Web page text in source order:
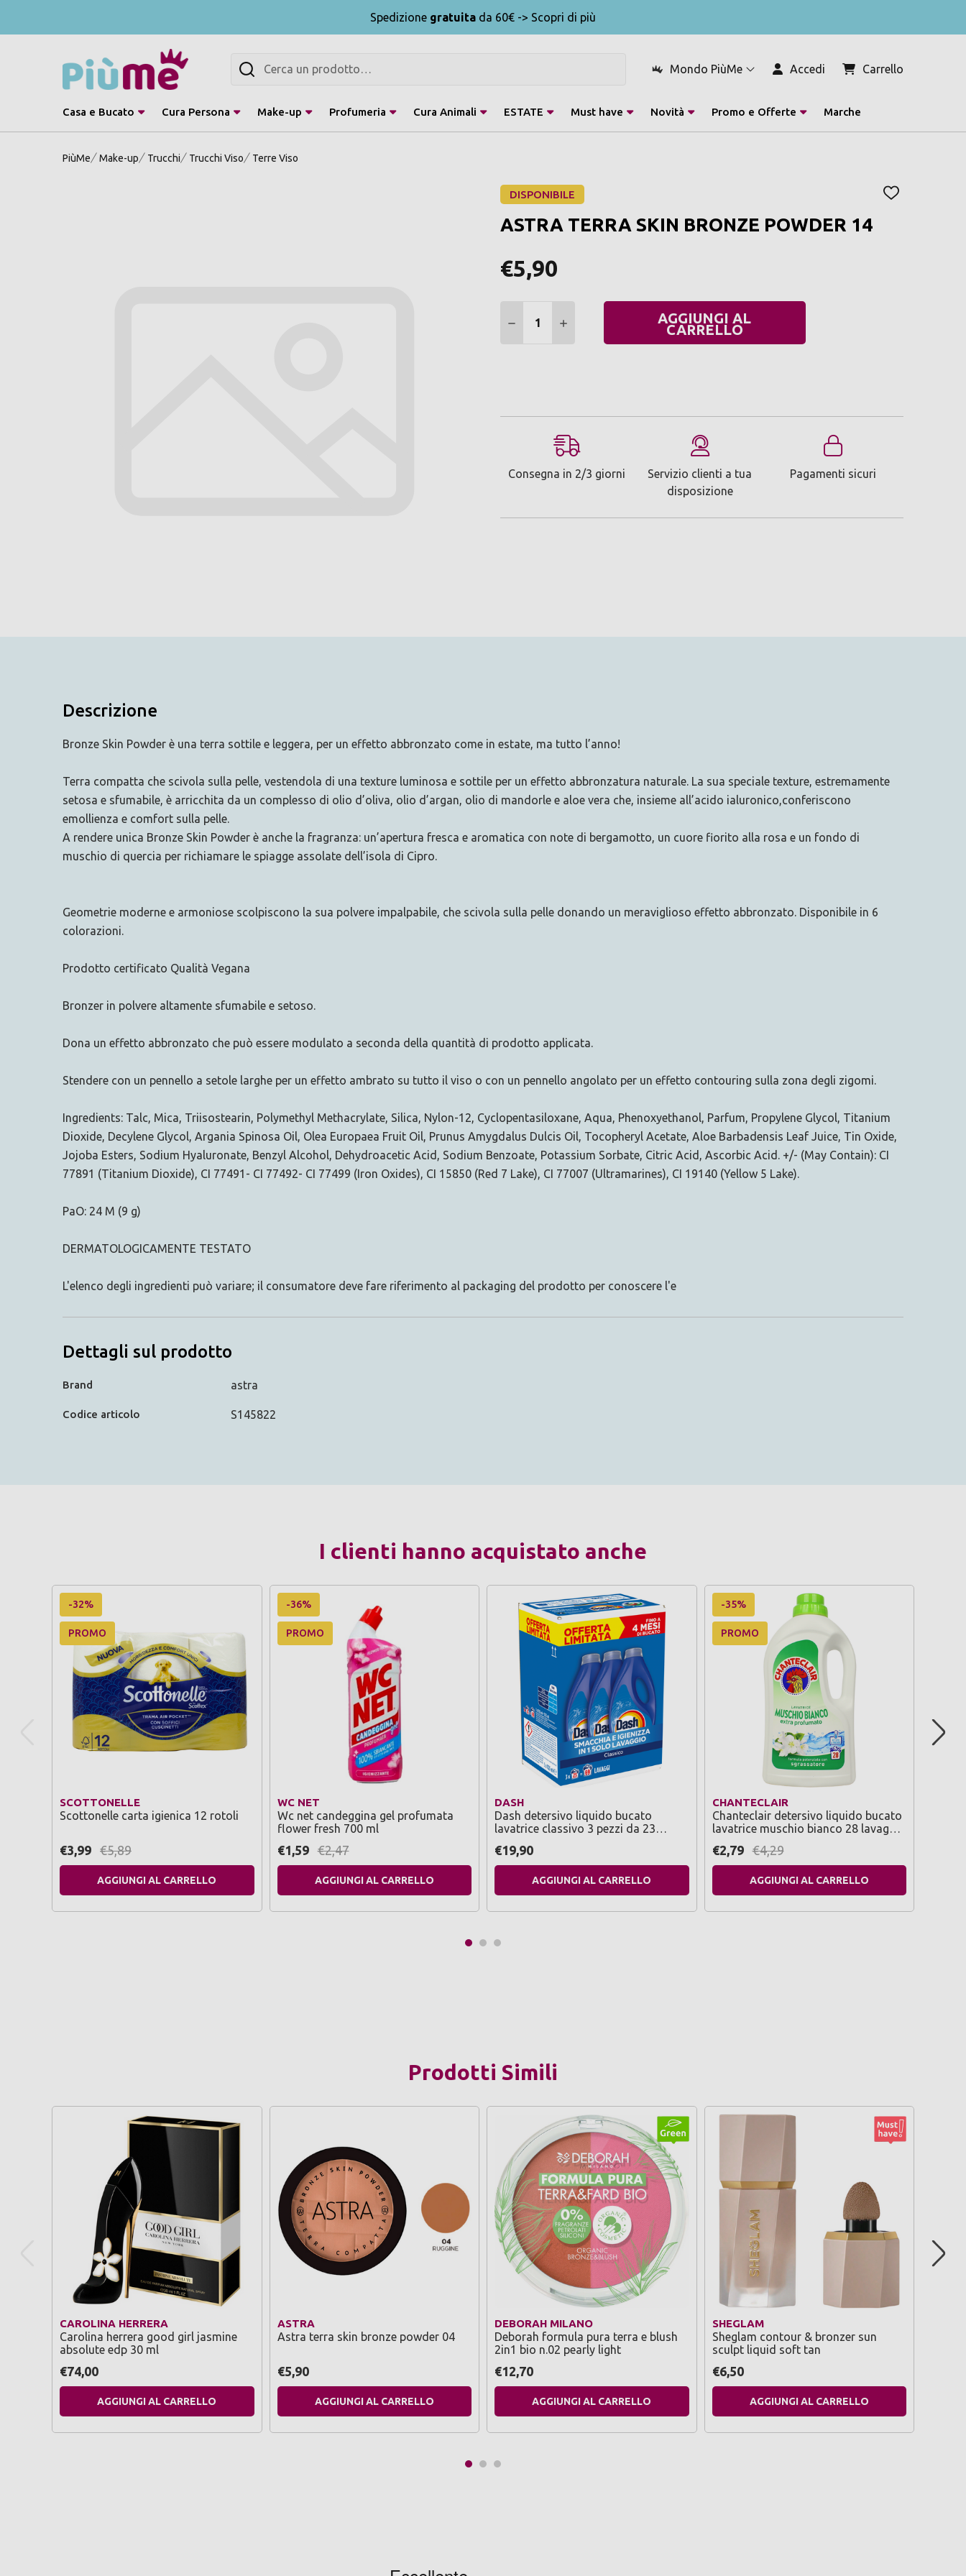
Spedizione gratuita da 60€ -> Scopri di più
Mondo PiùMe Accedi Carrello
Cerca
Casa e Bucato Cura Persona Make-up Profumeria Cura Animali ESTATE Must have Novità Promo e Offerte Marche
PiùMe Make-up Trucchi Trucchi Viso Terre Viso
DISPONIBILE
AGGIUNGI
ASTRA TERRA SKIN BRONZE POWDER 14
€5,90
DIMINUIRE QUANTITÀ:
AUMENTARE QUANTITÀ:AGGIUNGI AL
CARRELLO
Consegna in 2/3 giorni
Servizio clienti a tua
disposizione
Pagamenti sicuri
Descrizione
Bronze Skin Powder è una terra sottile e leggera, per un effetto abbronzato come in estate, ma tutto l’anno!
Terra compatta che scivola sulla pelle, vestendola di una texture luminosa e sottile per un effetto abbronzatura naturale. La sua speciale texture, estremamente
setosa e sfumabile, è arricchita da un complesso di olio d’oliva, olio d’argan, olio di mandorle e aloe vera che, insieme all’acido ialuronico,conferiscono
emollienza e comfort sulla pelle.
A rendere unica Bronze Skin Powder è anche la fragranza: un’apertura fresca e aromatica con note di bergamotto, un cuore fiorito alla rosa e un fondo di
muschio di quercia per richiamare le spiagge assolate dell’isola di Cipro.
Geometrie moderne e armoniose scolpiscono la sua polvere impalpabile, che scivola sulla pelle donando un meraviglioso effetto abbronzato. Disponibile in 6
colorazioni.
Prodotto certificato Qualità Vegana
Bronzer in polvere altamente sfumabile e setoso.
Dona un effetto abbronzato che può essere modulato a seconda della quantità di prodotto applicata.
Stendere con un pennello a setole larghe per un effetto ambrato su tutto il viso o con un pennello angolato per un effetto contouring sulla zona degli zigomi.
Ingredients: Talc, Mica, Triisostearin, Polymethyl Methacrylate, Silica, Nylon-12, Cyclopentasiloxane, Aqua, Phenoxyethanol, Parfum, Propylene Glycol, Titanium
Dioxide, Decylene Glycol, Argania Spinosa Oil, Olea Europaea Fruit Oil, Prunus Amygdalus Dulcis Oil, Tocopheryl Acetate, Aloe Barbadensis Leaf Juice, Tin Oxide,
Jojoba Esters, Sodium Hyaluronate, Benzyl Alcohol, Dehydroacetic Acid, Sodium Benzoate, Potassium Sorbate, Citric Acid, Ascorbic Acid. +/- (May Contain): CI
77891 (Titanium Dioxide), CI 77491- CI 77492- CI 77499 (Iron Oxides), CI 15850 (Red 7 Lake), CI 77007 (Ultramarines), CI 19140 (Yellow 5 Lake).
PaO: 24 M (9 g)
DERMATOLOGICAMENTE TESTATO
L'elenco degli ingredienti può variare; il consumatore deve fare riferimento al packaging del prodotto per conoscere l'e
Dettagli sul prodotto
Brand astra
Codice articolo S145822
I clienti hanno acquistato anche
-32%
PROMO
SCOTTONELLE
Scottonelle carta igienica 12 rotoli
€3,99 €5,89
AGGIUNGI AL CARRELLO
-36%
PROMO
WC NET
Wc net candeggina gel profumata
flower fresh 700 ml
€1,59 €2,47
AGGIUNGI AL CARRELLO
DASH
Dash detersivo liquido bucato
lavatrice classivo 3 pezzi da 23
€19,90
AGGIUNGI AL CARRELLO
-35%
PROMO
CHANTECLAIR
Chanteclair detersivo liquido bucato
lavatrice muschio bianco 28 lavaggi
€2,79 €4,29
AGGIUNGI AL CARRELLO
Prodotti Simili
CAROLINA HERRERA
Carolina herrera good girl jasmine
absolute edp 30 ml
€74,00
AGGIUNGI AL CARRELLO
ASTRA
Astra terra skin bronze powder 04
€5,90
AGGIUNGI AL CARRELLO
DEBORAH MILANO
Deborah formula pura terra e blush
2in1 bio n.02 pearly light
€12,70
AGGIUNGI AL CARRELLO
SHEGLAM
Sheglam contour & bronzer sun
sculpt liquid soft tan
€6,50
AGGIUNGI AL CARRELLO